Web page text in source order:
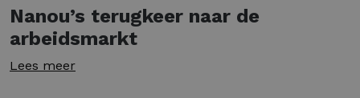
Nanou’s terugkeer naar de
arbeidsmarkt
Lees meer